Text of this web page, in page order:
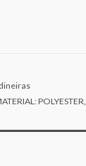
POLYESTER,